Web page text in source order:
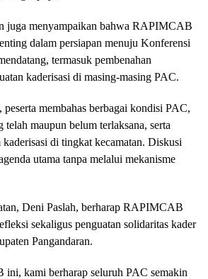
juga menyampaikan bahwa RAPIMCAB
dalam persiapan menuju Konferensi
termasuk pembenahan
kaderisasi di masing-masing PAC.
membahas berbagai kondisi PAC,
telah maupun belum terlaksana, serta
kaderisasi di tingkat kecamatan. Diskusi
utama tanpa melalui mekanisme
Deni Paslah, berharap RAPIMCAB
sekaligus penguatan solidaritas kader
Pangandaran.
kami berharap seluruh PAC semakin